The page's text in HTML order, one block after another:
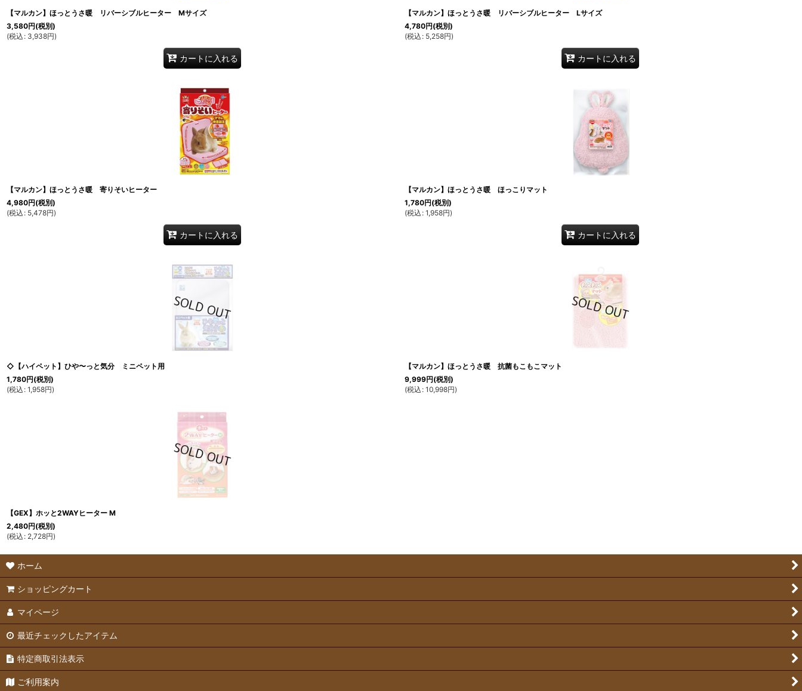
【マルカン】ほっとうさ暖 リバーシブルヒーター Mサイズ
3,580円(税別)
(税込 : 3,938円)
カートに入れる
【マルカン】ほっとうさ暖 リバーシブルヒーター Lサイズ
4,780円(税別)
(税込 : 5,258円)
カートに入れる
【マルカン】ほっとうさ暖 寄りそいヒーター
4,980円(税別)
(税込 : 5,478円)
カートに入れる
【マルカン】ほっとうさ暖 ほっこりマット
1,780円(税別)
(税込 : 1,958円)
カートに入れる
◇【ハイペット】ひや〜っと気分 ミニペット用
1,780円(税別)
(税込 : 1,958円)
【マルカン】ほっとうさ暖 抗菌もこもこマット
9,999円(税別)
(税込 : 10,998円)
【GEX】ホッと2WAYヒーター M
2,480円(税別)
(税込 : 2,728円)
ホーム
ショッピングカート
マイページ
最近チェックしたアイテム
特定商取引法表示
ご利用案内